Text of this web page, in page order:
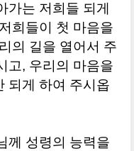
가는 저희들 되게
희들이 첫 마음을
의 길을 열어서 주
고, 우리의 마음을
되게 하여 주시옵
께 성령의 능력을